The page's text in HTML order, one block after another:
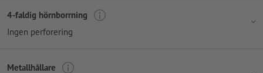
4-faldig hörnborrning
Ingen perforering
Metallhållare